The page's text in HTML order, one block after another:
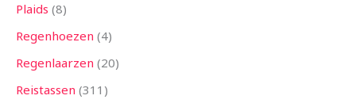
Plaids 8
Regenhoezen 4
Regenlaarzen 20
Reistassen 311